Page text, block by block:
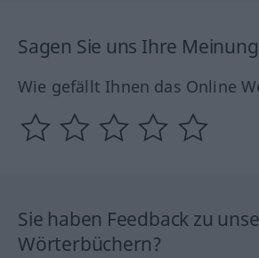
Sagen Sie uns Ihre
Wie gefällt Ihnen das Online
Sie haben Feedback zu
Wörterbüchern?